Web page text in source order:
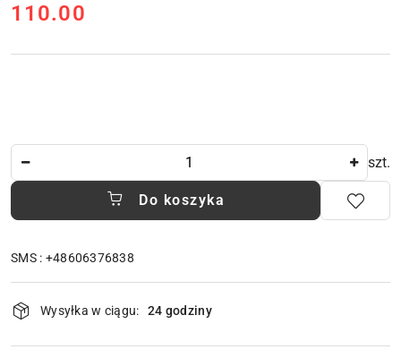
Cena:
110.00
szt.
Do koszyka
SMS : +48606376838
i
dostawa
Wysyłka w ciągu: 24 godziny